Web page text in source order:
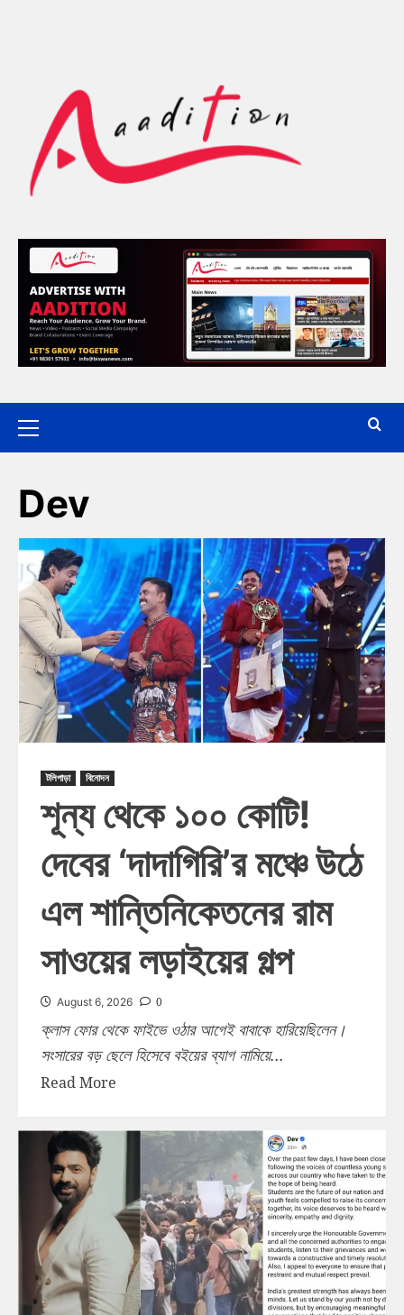
Dev
টলিপাড়া বিনোদন
শূন্য থেকে ১০০ কোটি!
দেবের ‘দাদাগিরি’র মঞ্চে উঠে
এল শান্তিনিকেতনের রাম
সাওয়ের লড়াইয়ের গল্প
August 6, 2026 0
ক্লাস ফোর থেকে ফাইভে ওঠার আগেই বাবাকে হারিয়েছিলেন।
সংসারের বড় ছেলে হিসেবে বইয়ের ব্যাগ নামিয়ে...
Read More